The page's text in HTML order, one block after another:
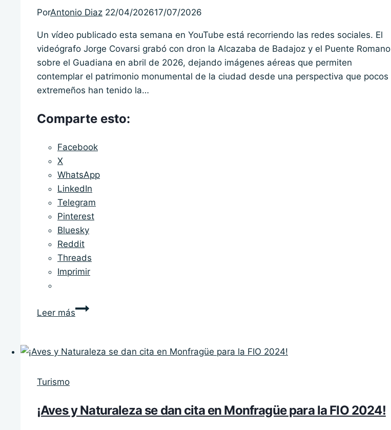
PorAntonio Diaz 22/04/202617/07/2026
Un vídeo publicado esta semana en YouTube está recorriendo las redes sociales. El
videógrafo Jorge Covarsi grabó con dron la Alcazaba de Badajoz y el Puente Romano
sobre el Guadiana en abril de 2026, dejando imágenes aéreas que permiten
contemplar el patrimonio monumental de la ciudad desde una perspectiva que pocos
extremeños han tenido la…
Comparte esto:
Facebook
X
WhatsApp
LinkedIn
Telegram
Pinterest
Bluesky
Reddit
Threads
Imprimir
Leer másBadajoz
cielo:
dron
que
Turismo
¡Aves y Naturaleza se dan cita en Monfragüe para la FIO 2024!